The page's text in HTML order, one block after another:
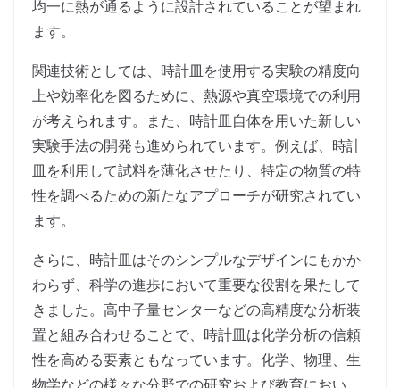
均一に熱が通るように設計されていることが望まれ
ます。
関連技術としては、時計皿を使用する実験の精度向
上や効率化を図るために、熱源や真空環境での利用
が考えられます。また、時計皿自体を用いた新しい
実験手法の開発も進められています。例えば、時計
皿を利用して試料を薄化させたり、特定の物質の特
性を調べるための新たなアプローチが研究されてい
ます。
さらに、時計皿はそのシンプルなデザインにもかか
わらず、科学の進歩において重要な役割を果たして
きました。高中子量センターなどの高精度な分析装
置と組み合わせることで、時計皿は化学分析の信頼
性を高める要素ともなっています。化学、物理、生